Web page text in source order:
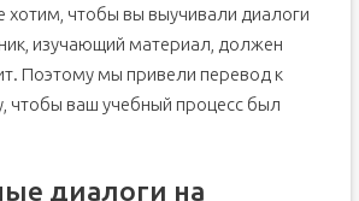
хотим, чтобы вы выучивали диалоги
изучающий материал, должен
Поэтому мы привели перевод к
чтобы ваш учебный процесс был
диалоги на